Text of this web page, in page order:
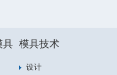
具 模具技术
设计